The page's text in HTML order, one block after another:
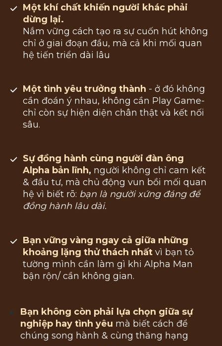
Một khí chất khiến người khác phải
dừng lại.
Nắm vững cách tạo ra sự cuốn hút không
chỉ ở giai đoạn đầu, mà cả khi mối quan
hệ tiến triển dài lâu
Một tình yêu trưởng thành - ở đó không
cần đoán ý nhau, không cần Play Game-
chỉ còn sự hiện diện chân thật và kết nối
sâu.
Sự đồng hành cùng người đàn ông
Alpha bản lĩnh, người không chỉ cam kết
& đầu tư, mà chủ động vun bồi mối quan
hệ vì biết rõ: bạn là người xứng đáng để
đồng hành lâu dài.
Bạn vững vàng ngay cả giữa những
khoảng lặng thử thách nhất vì bạn tỏ
tường mình cần làm gì khi Alpha Man
bận rộn/ cần không gian.
Bạn không còn phải lựa chọn giữa sự
nghiệp hay tình yêu mà biết cách để
chúng song hành & cùng thăng hạng